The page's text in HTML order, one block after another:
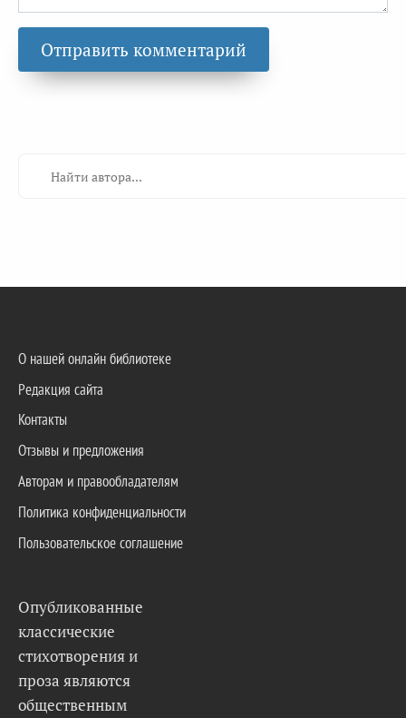
О нашей онлайн библиотеке
Редакция сайта
Контакты
Отзывы и предложения
Авторам и правообладателям
Политика конфиденциальности
Пользовательское соглашение
Опубликованные
классические
стихотворения и
проза являются
общественным